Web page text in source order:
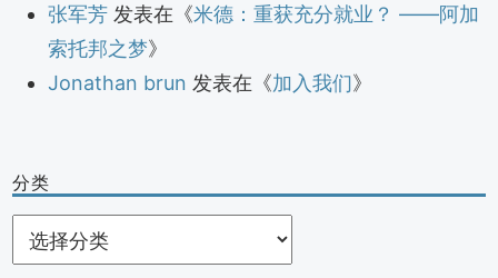
张军芳 发表在《米德：重获充分就业？ ——阿加
索托邦之梦》
Jonathan brun 发表在《加入我们》
分类
分
类